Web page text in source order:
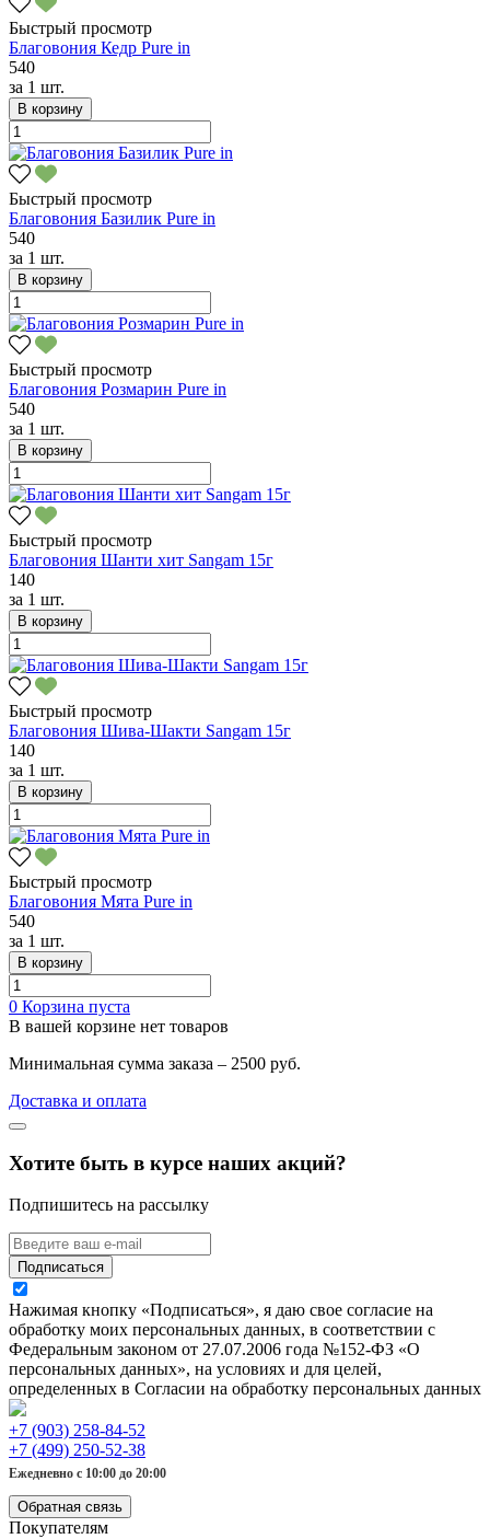
Быстрый просмотр
Благовония Кедр Pure in
540
за 1 шт.
В корзину
Быстрый просмотр
Благовония Базилик Pure in
540
за 1 шт.
В корзину
Быстрый просмотр
Благовония Розмарин Pure in
540
за 1 шт.
В корзину
Быстрый просмотр
Благовония Шанти хит Sangam 15г
140
за 1 шт.
В корзину
Быстрый просмотр
Благовония Шива-Шакти Sangam 15г
140
за 1 шт.
В корзину
Быстрый просмотр
Благовония Мята Pure in
540
за 1 шт.
В корзину
0 Корзина пуста
В вашей корзине нет товаров
Минимальная сумма заказа – 2500 руб.
Доставка и оплата
Хотите быть в курсе наших акций?
Подпишитесь на рассылку
Подписаться
Нажимая кнопку «Подписаться», я даю свое согласие на
обработку моих персональных данных, в соответствии с
Федеральным законом от 27.07.2006 года №152-ФЗ «О
персональных данных», на условиях и для целей,
определенных в Согласии на обработку персональных данных
+7 (903) 258-84-52
+7 (499) 250-52-38
Ежедневно с 10:00 до 20:00
Обратная связь
Покупателям